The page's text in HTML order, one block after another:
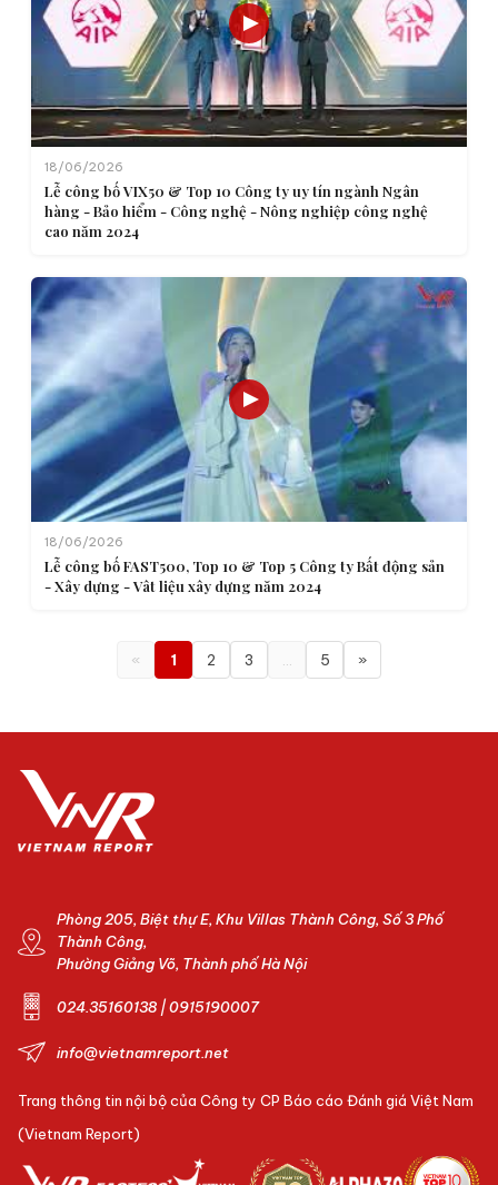
18/06/2026
Lễ công bố VIX50 & Top 10 Công ty uy tín ngành Ngân
hàng - Bảo hiểm - Công nghệ - Nông nghiệp công nghệ
cao năm 2024
18/06/2026
Lễ công bố FAST500, Top 10 & Top 5 Công ty Bất động sản
- Xây dựng - Vât liệu xây dựng năm 2024
« 1 2 3 5 »
Phòng 205, Biệt thự E, Khu Villas Thành Công, Số 3 Phố
Thành Công,
Phường Giảng Võ, Thành phố Hà Nội
024.35160138 | 0915190007
info@vietnamreport.net
Trang thông tin nội bộ của Công ty CP Báo cáo Đánh giá Việt Nam
(Vietnam Report)